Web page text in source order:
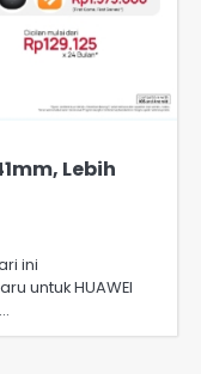
Lebih
ini
untuk HUAWEI